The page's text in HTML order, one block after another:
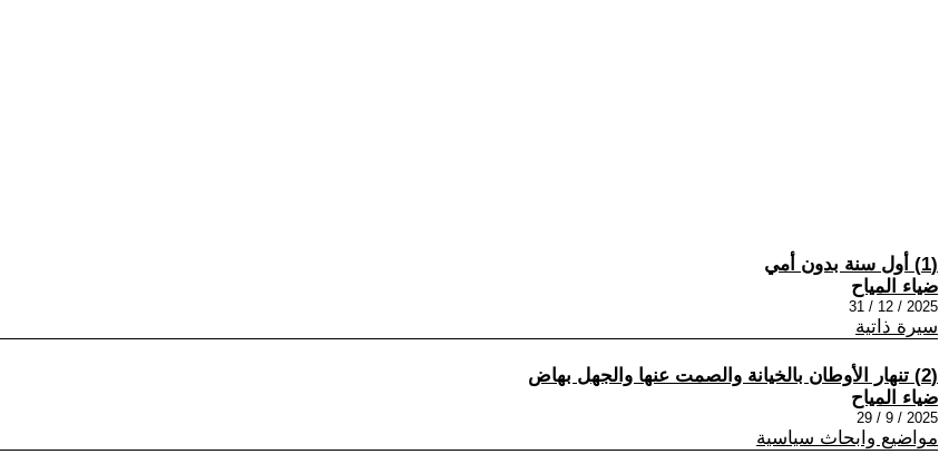
(1) أول سنة بدون أمي
ضياء المياح
2025 / 12 / 31
سيرة ذاتية
(2) تنهار الأوطان بالخيانة والصمت عنها والجهل بهاض
ضياء المياح
2025 / 9 / 29
مواضيع وابحاث سياسية